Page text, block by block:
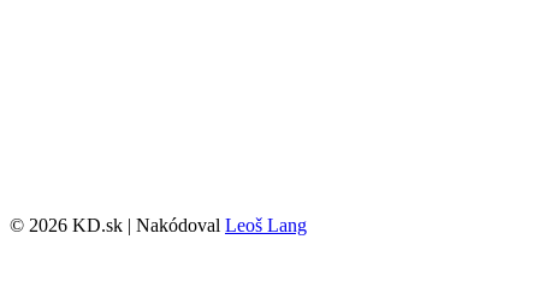
© 2026 KD.sk | Nakódoval Leoš Lang